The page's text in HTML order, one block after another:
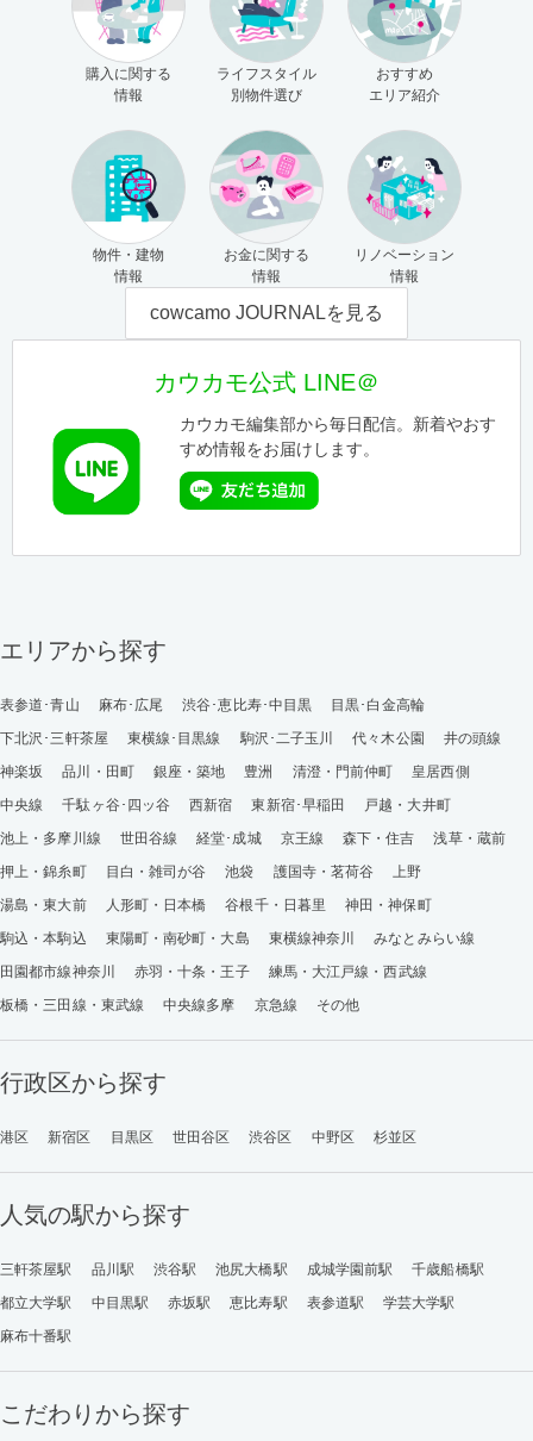
購入に関する
情報
ライフスタイル
別物件選び
おすすめ
エリア紹介
物件・建物
情報
お金に関する
情報
リノベーション
情報
cowcamo JOURNALを見る
カウカモ公式 LINE＠
カウカモ編集部から毎日配信。新着やおす
すめ情報をお届けします。
エリアから探す
表参道･青山 麻布･広尾 渋谷･恵比寿･中目黒
目黒･白金高輪
下北沢･三軒茶屋
東横線･目黒線 駒沢･二子玉川 代々木公園
井の頭線
神楽坂
品川・田町 銀座・築地 豊洲 清澄・門前仲町
皇居西側
中央線
千駄ヶ谷･四ッ谷 西新宿 東新宿･早稲田
戸越・大井町
池上・多摩川線
世田谷線 経堂･成城 京王線 森下・住吉
浅草・蔵前
押上・錦糸町
目白・雑司が谷 池袋 護国寺・茗荷谷
上野
湯島・東大前
人形町・日本橋 谷根千・日暮里
神田・神保町
駒込・本駒込
東陽町・南砂町・大島 東横線神奈川
みなとみらい線
田園都市線神奈川
赤羽・十条・王子
練馬・大江戸線・西武線
板橋・三田線・東武線
中央線多摩 京急線 その他
行政区から探す
港区 新宿区 目黒区 世田谷区 渋谷区 中野区 杉並区
人気の駅から探す
三軒茶屋駅 品川駅 渋谷駅 池尻大橋駅 成城学園前駅
千歳船橋駅
都立大学駅
中目黒駅 赤坂駅 恵比寿駅 表参道駅
学芸大学駅
麻布十番駅
こだわりから探す